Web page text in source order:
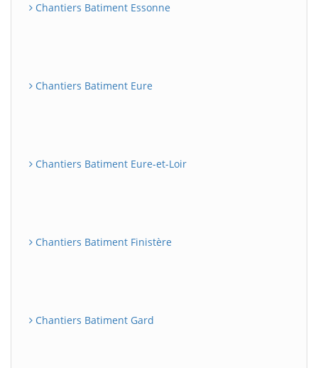
Chantiers Batiment Essonne
Chantiers Batiment Eure
Chantiers Batiment Eure-et-Loir
Chantiers Batiment Finistère
Chantiers Batiment Gard